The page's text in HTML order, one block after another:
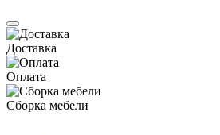
Доставка
Оплата
Сборка мебели